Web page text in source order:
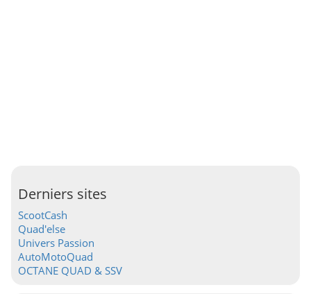
Derniers sites
ScootCash
Quad'else
Univers Passion
AutoMotoQuad
OCTANE QUAD & SSV